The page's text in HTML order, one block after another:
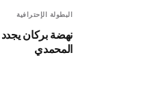
البطولة الإحترافية
نهضة بركان
المحمدي